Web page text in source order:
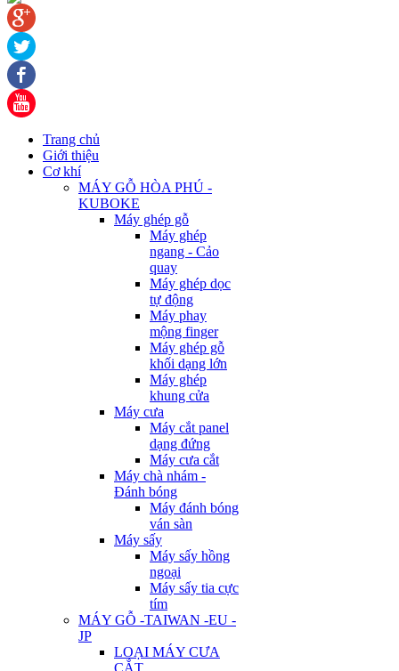
Trang chủ
Giới thiệu
Cơ khí
MÁY GỖ HÒA PHÚ -
KUBOKE
Máy ghép gỗ
Máy ghép
ngang - Cảo
quay
Máy ghép dọc
tự động
Máy phay
mộng finger
Máy ghép gỗ
khối dạng lớn
Máy ghép
khung cửa
Máy cưa
Máy cắt panel
dạng đứng
Máy cưa cắt
Máy chà nhám -
Đánh bóng
Máy đánh bóng
ván sàn
Máy sấy
Máy sấy hồng
ngoại
Máy sấy tia cực
tím
MÁY GỖ -TAIWAN -EU -
JP
LOẠI MÁY CƯA
CẮT